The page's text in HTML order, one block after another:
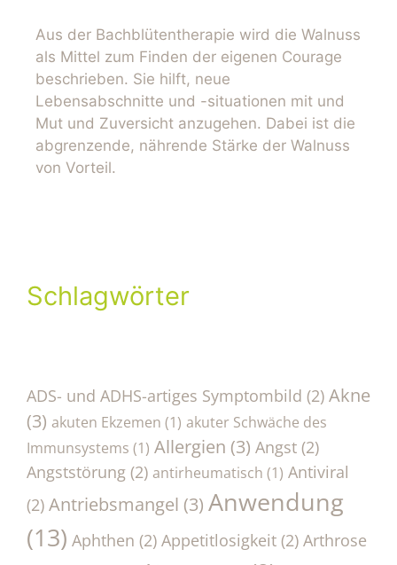
Aus der Bachblütentherapie wird die Walnuss
als Mittel zum Finden der eigenen Courage
beschrieben. Sie hilft, neue
Lebensabschnitte und -situationen mit und
Mut und Zuversicht anzugehen. Dabei ist die
abgrenzende, nährende Stärke der Walnuss
von Vorteil.
Schlagwörter
ADS- und ADHS-artiges Symptombild (2) Akne
(3) akuten Ekzemen (1) akuter Schwäche des
Immunsystems (1) Allergien (3) Angst (2)
Angststörung (2) antirheumatisch (1) Antiviral
(2) Antriebsmangel (3) Anwendung
(13) Aphthen (2) Appetitlosigkeit (2) Arthrose